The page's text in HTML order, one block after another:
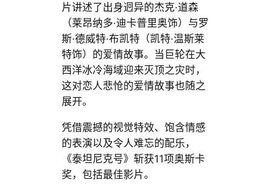
片讲述了出身迥异的杰克·道森
（莱昂纳多·迪卡普里奥饰）与罗
斯·德威特·布凯特（凯特·温斯莱
特饰）的爱情故事。当巨轮在大
西洋冰冷海域迎来灭顶之灾时，
这对恋人悲怆的爱情故事也随之
展开。
凭借震撼的视觉特效、饱含情感
的表演以及令人难忘的配乐，
《泰坦尼克号》斩获11项奥斯卡
奖，包括最佳影片。